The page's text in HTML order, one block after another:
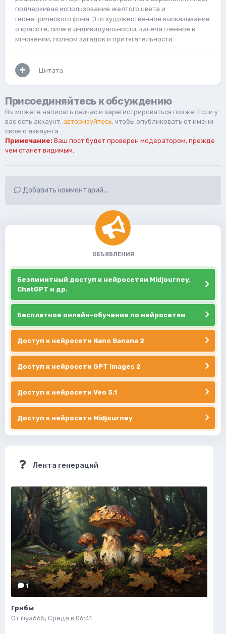
подчеркивая использование желтого цвета и
геометрического фона. Это художественное высказывание
о красоте, силе и индивидуальности, запечатленное в
мгновении, полном загадок и притягательности.
Цитата
Присоединяйтесь к обсуждению
Вы можете написать сейчас и зарегистрироваться позже. Если у
вас есть аккаунт, авторизуйтесь, чтобы опубликовать от имени
своего аккаунта.
Примечание: Ваш пост будет проверен модератором, прежде
чем станет видимым.
Добавить комментарий...
ОБЪЯВЛЕНИЯ
Безлимитный доступ к нейросетям Midjourney,
ChatGPT и др.
Бесплатное онлайн-обучение по нейросетям
Доступ к нейросети Nano Banana 2
Доступ к нейросети GPT Images 2
Доступ к нейросети Veo 3.1
Доступ к нейросети Midjourney
Лента генераций
1
Грибы
От iliya665, Среда в 06:41